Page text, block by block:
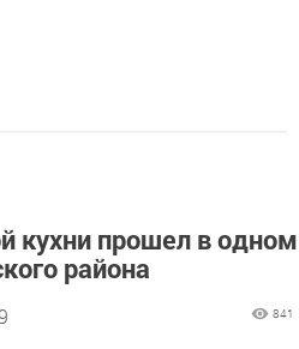
кухни прошел в
района
841